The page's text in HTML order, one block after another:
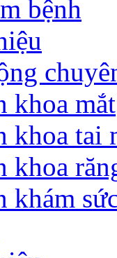
bệnh
khoa mắt
khoa tai
khoa
khám